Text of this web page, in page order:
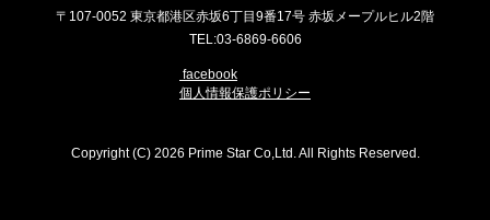
〒107-0052 東京都港区赤坂6丁目9番17号 赤坂メープルヒル2階
TEL:03-6869-6606
facebook
個人情報保護ポリシー
Copyright (C) 2026 Prime Star Co,Ltd. All Rights Reserved.